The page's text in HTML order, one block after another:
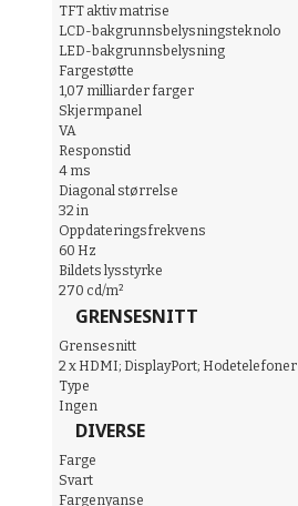
TFT aktiv matrise
LCD-bakgrunnsbelysningsteknolo
LED-bakgrunnsbelysning
Fargestøtte
1,07 milliarder farger
Skjermpanel
VA
Responstid
4 ms
Diagonal størrelse
32 in
Oppdateringsfrekvens
60 Hz
Bildets lysstyrke
270 cd/m²
GRENSESNITT
Grensesnitt
2 x HDMI; DisplayPort; Hodetelefoner
Type
Ingen
DIVERSE
Farge
Svart
Fargenyanse